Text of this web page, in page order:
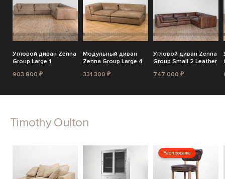
Угловой диван Zenna
Group Large 1
903 800 ₽
Модульный диван
Zenna Group Large 4
331 300 ₽
Угловой диван Zenna
Group Small 2 Leather
747 000 ₽
Timothy Oulton
Распродажа